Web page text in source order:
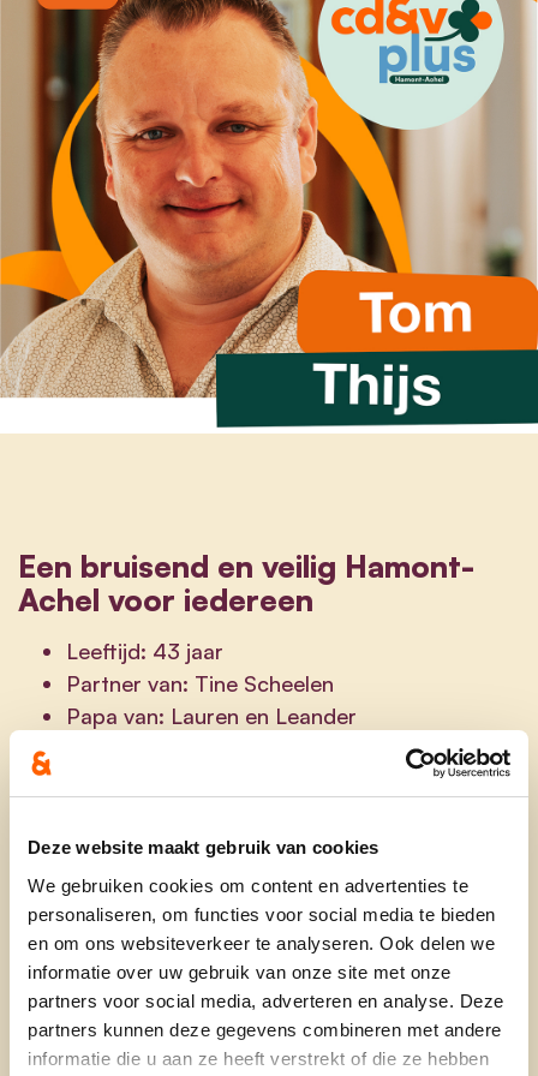
Deze website maakt gebruik van cookies
We gebruiken cookies om content en advertenties te
personaliseren, om functies voor social media te bieden
en om ons websiteverkeer te analyseren. Ook delen we
informatie over uw gebruik van onze site met onze
partners voor social media, adverteren en analyse. Deze
partners kunnen deze gegevens combineren met andere
informatie die u aan ze heeft verstrekt of die ze hebben
Een bruisend en veilig Hamont-
Achel voor iedereen
Leeftijd: 43 jaar
Partner van: Tine Scheelen
Papa van: Lauren en Leander
Beroep: Projectcoördinator Proximus
Huisdieren: Poes (Luna) en Konijn (Kiwi)
vrouw Tine Scheelen is mijn toeverlaat en samen
zijn we trotse ouders van Lauren en Leander. In
het weekend volg ik alle wedstrijden van mijn
kinderen bij Tectum Achel en Achel V.V. waar
Lauren en Leander het beste van zichzelf geven.
Ikzelf ben tot en met afgelopen schooljaar lid
geweest van het bestuur van de ouderraad van